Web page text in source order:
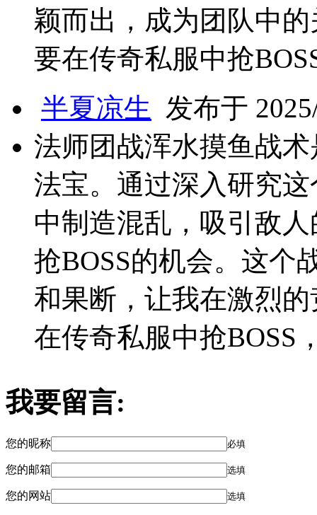
颖而出，成为团队中
要在传奇私服中抢
半夏凉生 发布于
法师团战浑水摸鱼战
法宝。通过深入研究
中制造混乱，吸引敌
抢BOSS的机会。这个
和果断，让我在激烈
在传奇私服中抢BOSS
我要留言:
您的昵称 必填
您的邮箱 选填
您的网站 选填